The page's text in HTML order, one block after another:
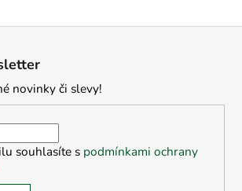
novinky či slevy!
souhlasíte s podmínkami ochrany